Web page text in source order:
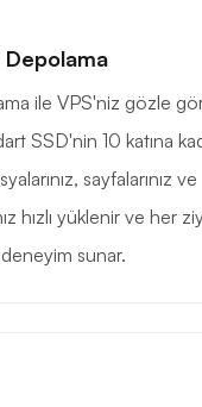
koruma
Depolama
ile VPS'niz gözle
SSD'nin 10 katına
sayfalarınız ve
hızlı yüklenir ve her
deneyim sunar.